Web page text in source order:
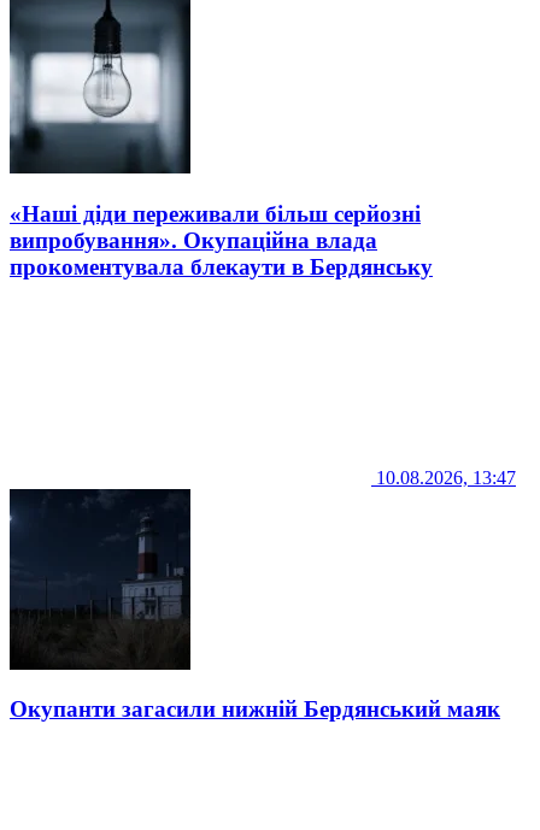
«Наші діди переживали більш серйозні
випробування». Окупаційна влада
прокоментувала блекаути в Бердянську
10.08.2026, 13:47
Окупанти загасили нижній Бердянський маяк